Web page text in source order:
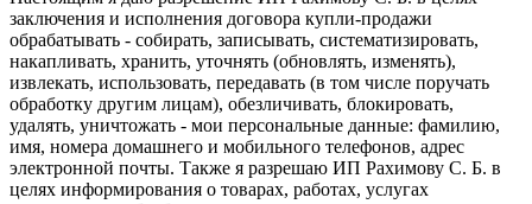
заключения и исполнения договора купли-продажи
обрабатывать - собирать, записывать, систематизировать,
накапливать, хранить, уточнять (обновлять, изменять),
извлекать, использовать, передавать (в том числе поручать
обработку другим лицам), обезличивать, блокировать,
удалять, уничтожать - мои персональные данные: фамилию,
имя, номера домашнего и мобильного телефонов, адрес
электронной почты. Также я разрешаю ИП Рахимову С. Б. в
целях информирования о товарах, работах, услугах